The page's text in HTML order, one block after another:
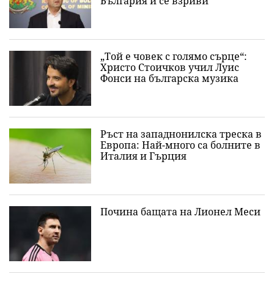
„Той е човек с голямо сърце“:
Христо Стоичков учил Луис
Фонси на българска музика
Ръст на западнонилска треска в
Европа: Най-много са болните в
Италия и Гърция
Почина бащата на Лионел Меси